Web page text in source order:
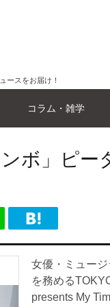
ースをお届け！
コラム・雑学
ボ」ピー
女優・ミュー
を務める
presents My